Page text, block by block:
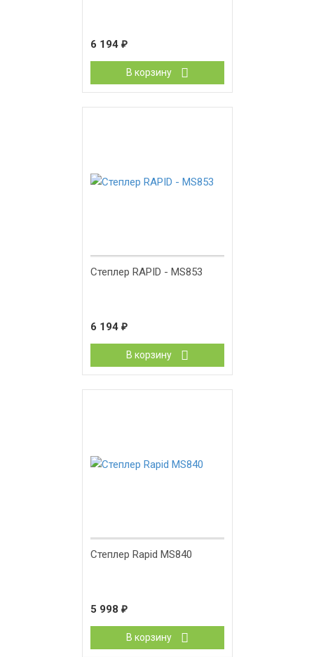
6 194 ₽
В корзину
Степлер RAPID - MS853
6 194 ₽
В корзину
Степлер Rapid MS840
5 998 ₽
В корзину